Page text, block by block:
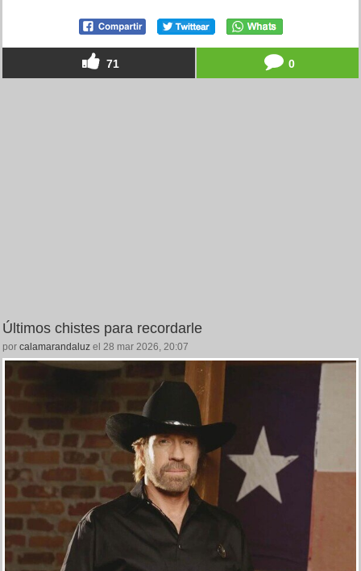
71 0
Últimos chistes para recordarle
por calamarandaluz el 28 mar 2026, 20:07